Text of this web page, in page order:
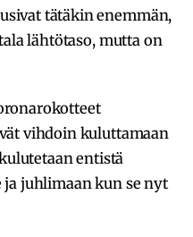
tätäkin enemmän,
lähtötaso, mutta on
vihdoin kuluttamaan
entistä
ja juhlimaan kun se nyt